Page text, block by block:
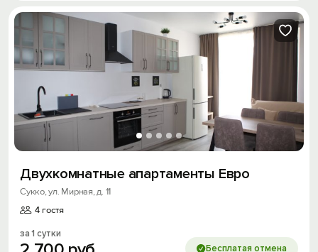
Двухкомнатные апартаменты Евро
Сукко, ул. Мирная, д. 11
4 гостя
за 1 сутки
Бесплатая отмена